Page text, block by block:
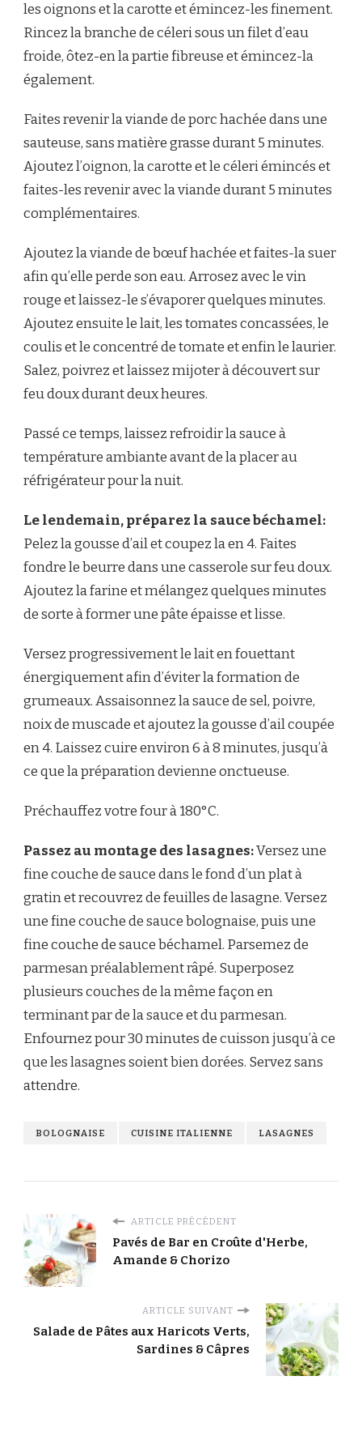
les oignons et la carotte et émincez-les finement.
Rincez la branche de céleri sous un filet d’eau
froide, ôtez-en la partie fibreuse et émincez-la
également.
Faites revenir la viande de porc hachée dans une
sauteuse, sans matière grasse durant 5 minutes.
Ajoutez l’oignon, la carotte et le céleri émincés et
faites-les revenir avec la viande durant 5 minutes
complémentaires.
Ajoutez la viande de bœuf hachée et faites-la suer
afin qu’elle perde son eau. Arrosez avec le vin
rouge et laissez-le s’évaporer quelques minutes.
Ajoutez ensuite le lait, les tomates concassées, le
coulis et le concentré de tomate et enfin le laurier.
Salez, poivrez et laissez mijoter à découvert sur
feu doux durant deux heures.
Passé ce temps, laissez refroidir la sauce à
température ambiante avant de la placer au
réfrigérateur pour la nuit.
Le lendemain, préparez la sauce béchamel:
Pelez la gousse d’ail et coupez la en 4. Faites
fondre le beurre dans une casserole sur feu doux.
Ajoutez la farine et mélangez quelques minutes
de sorte à former une pâte épaisse et lisse.
Versez progressivement le lait en fouettant
énergiquement afin d’éviter la formation de
grumeaux. Assaisonnez la sauce de sel, poivre,
noix de muscade et ajoutez la gousse d’ail coupée
en 4. Laissez cuire environ 6 à 8 minutes, jusqu’à
ce que la préparation devienne onctueuse.
Préchauffez votre four à 180°C.
Passez au montage des lasagnes:Versez une
fine couche de sauce dans le fond d’un plat à
gratin et recouvrez de feuilles de lasagne. Versez
une fine couche de sauce bolognaise, puis une
fine couche de sauce béchamel. Parsemez de
parmesan préalablement râpé. Superposez
plusieurs couches de la même façon en
terminant par de la sauce et du parmesan.
Enfournez pour 30 minutes de cuisson jusqu’à ce
que les lasagnes soient bien dorées. Servez sans
attendre.
BOLOGNAISE CUISINE ITALIENNE LASAGNES
ARTICLE PRÉCÉDENT
Pavés de Bar en Croûte d'Herbe,
Amande & Chorizo
ARTICLE SUIVANT
Salade de Pâtes aux Haricots Verts,
Sardines & Câpres